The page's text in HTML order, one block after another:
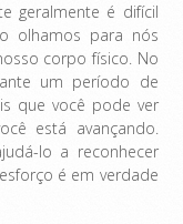
geralmente é difícil
olhamos para nós
corpo físico. No
um período de
que você pode ver
está avançando.
lo a reconhecer
é em verdade